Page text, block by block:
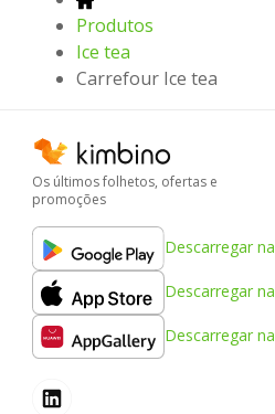
Produtos
Ice tea
Carrefour Ice tea
Os últimos folhetos, ofertas e
promoções
Descarregar na
Descarregar na
Descarregar na